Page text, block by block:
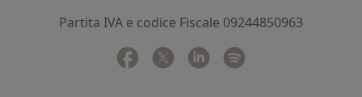
Partita IVA e codice Fiscale 09244850963
Facebook
si apre in una nuova scheda
Twitter
si apre in una nuova scheda
Linkedin
si apre in una nuova